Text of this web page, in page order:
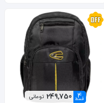
4
قسط 249,750 تومانی